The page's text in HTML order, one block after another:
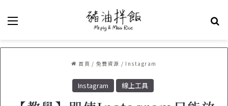
首頁 / 免費資源 / Instagram
Instagram 線上工具